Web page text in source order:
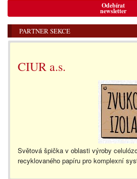
Odebírat
newsletter
PARTNER SEKCE
CIUR a.s.
Světová špička v oblasti výroby
recyklovaného papíru pro komplexní